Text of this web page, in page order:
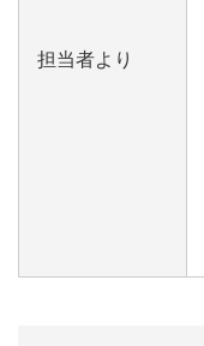
担当者より